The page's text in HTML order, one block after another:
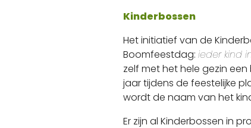
Kinderbossen
Het initiatief van de
Boomfeestdag: ieder kind
zelf met het hele gezin
jaar tijdens de feestelijke
wordt de naam van het
Er zijn al Kinderbossen in